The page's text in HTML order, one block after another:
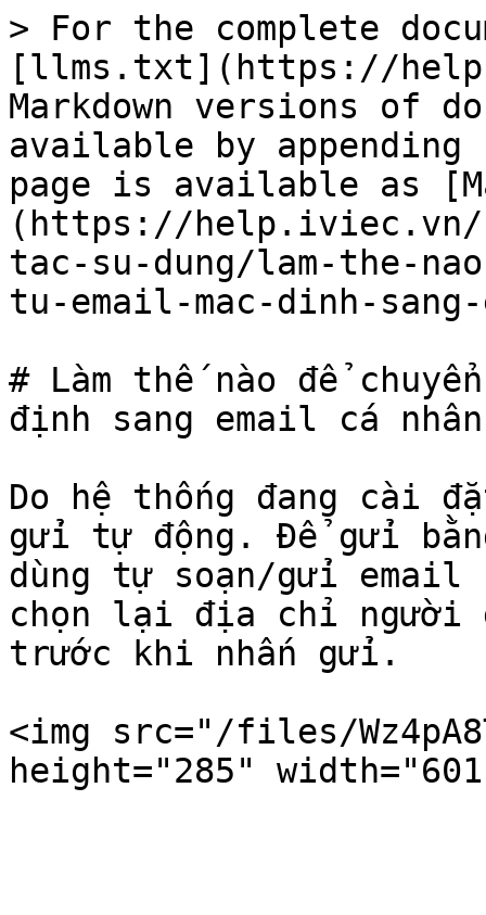
> For the complete
[llms.txt](https://
Markdown versions of
available by
page is available as
(https://help.iviec.vn/
tac-su-dung/lam-the-
tu-email-mac-dinh-
# Làm thế nào để
định sang email cá
Do hệ thống đang cài
gửi tự động. Để gửi
dùng tự soạn/gửi email
chọn lại địa chỉ người
trước khi nhấn gửi.
<img src="/files/